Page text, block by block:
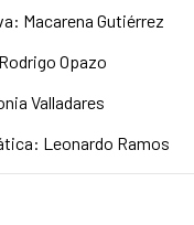
Macarena Gutiérrez
Opazo
Valladares
Leonardo Ramos